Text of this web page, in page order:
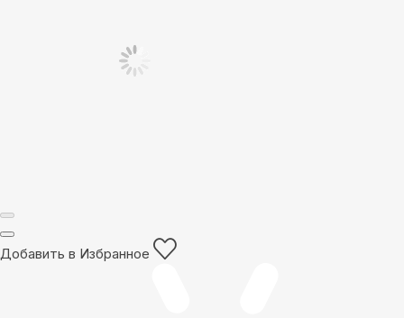
Добавить в Избранное